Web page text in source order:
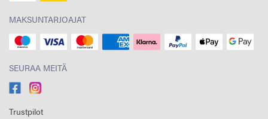
MAKSUNTARJOAJAT
SEURAA MEITÄ
Trustpilot